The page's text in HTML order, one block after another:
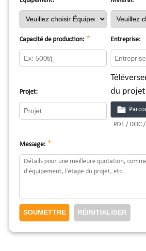
Capacité de production: * Entreprise:
Projet:
du
PDF / DOC
Message: *